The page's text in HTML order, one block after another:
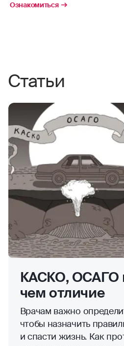
Ознакомиться
Статьи
КАСКО, ОСАГО
чем отличие
Врачам важно
чтобы назначить
и спасти жизнь. Как